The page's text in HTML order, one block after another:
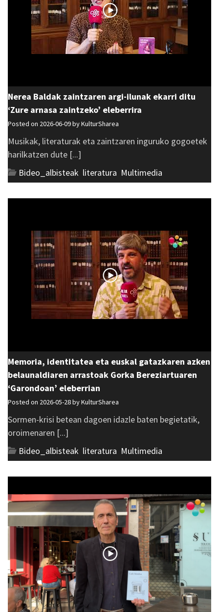
Nerea Baldak zaintzaren argi-ilunak ekarri ditu
‘Zure arnasa zaintzeko’ eleberrira
Posted on 2026-06-09 byKulturSharea
Musikak, literaturak eta zaintzaren inguruko gogoetek
harilkatzen dute [...]
Bideo_albisteak literatura Multimedia
Memoria, identitatea eta euskal gatazkaren azken
belaunaldiaren arrastoak Gorka Bereziartuaren
‘Garondoan’ eleberrian
Posted on 2026-05-28 byKulturSharea
Sormen-krisi betean dagoen idazle baten begietatik,
oroimenaren [...]
Bideo_albisteak literatura Multimedia